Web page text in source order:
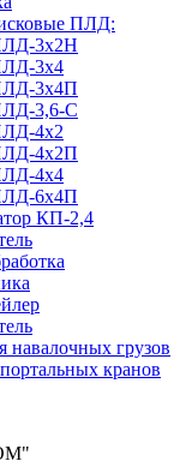
ПЛД:
3х2H
3х4
3х4П
3,6-С
4х2
4х2П
4х4
6х4П
КП-2,4
навалочных грузов
кранов